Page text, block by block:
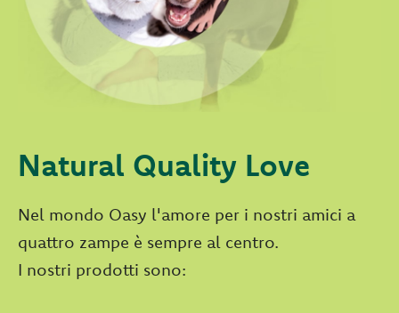
Natural Quality Love
Nel mondo Oasy l'amore per i nostri amici a
quattro zampe è sempre al centro.
I nostri prodotti sono: